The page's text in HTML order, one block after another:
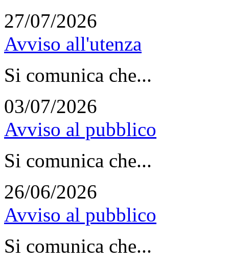
27/07/2026
Avviso all'utenza
Si comunica che...
03/07/2026
Avviso al pubblico
Si comunica che...
26/06/2026
Avviso al pubblico
Si comunica che...